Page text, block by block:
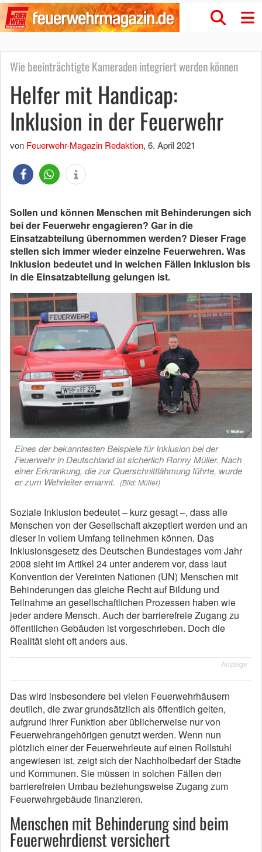
Wie beeinträchtigte Kameraden integriert werden können
Helfer mit Handicap:
Inklusion in der Feuerwehr
von Feuerwehr-Magazin Redaktion, 6. April 2021
Sollen und können Menschen mit Behinderungen sich
bei der Feuerwehr engagieren? Gar in die
Einsatzabteilung übernommen werden? Dieser Frage
stellen sich immer wieder einzelne Feuerwehren. Was
Inklusion bedeutet und in welchen Fällen Inklusion bis
in die Einsatzabteilung gelungen ist.
Eines der bekanntesten Beispiele für Inklusion bei der
Feuerwehr in Deutschland ist sicherlich Ronny Müller. Nach
einer Erkrankung, die zur Querschnittlähmung führte, wurde
er zum Wehrleiter ernannt. (Bild: Müller)
Soziale Inklusion bedeutet – kurz gesagt –, dass alle
Menschen von der Gesellschaft akzeptiert werden und an
dieser in vollem Umfang teilnehmen können. Das
Inklusionsgesetz des Deutschen Bundestages vom Jahr
2008 sieht im Artikel 24 unter anderem vor, dass laut
Konvention der Vereinten Nationen (UN) Menschen mit
Behinderungen das gleiche Recht auf Bildung und
Teilnahme an gesellschaftlichen Prozessen haben wie
jeder andere Mensch. Auch der barrierefreie Zugang zu
öffentlichen Gebäuden ist vorgeschrieben. Doch die
Realität sieht oft anders aus.
Anzeige
Das wird insbesondere bei vielen Feuerwehrhäusern
deutlich, die zwar grundsätzlich als öffentlich gelten,
aufgrund ihrer Funktion aber üblicherweise nur von
Feuerwehrangehörigen genutzt werden. Wenn nun
plötzlich einer der Feuerwehrleute auf einen Rollstuhl
angewiesen ist, zeigt sich der Nachholbedarf der Städte
und Kommunen. Sie müssen in solchen Fällen den
barrierefreien Umbau beziehungsweise Zugang zum
Feuerwehrgebäude finanzieren.
Menschen mit Behinderung sind beim
Feuerwehrdienst versichert